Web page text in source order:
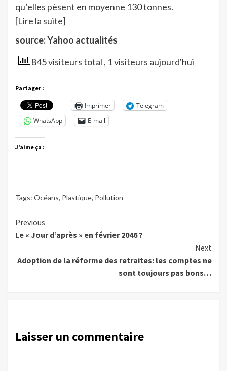
qu’elles pèsent en moyenne 130 tonnes.
[Lire la suite]
source: Yahoo actualités
845 visiteurs total , 1 visiteurs aujourd'hui
Partager :
Imprimer
Telegram
WhatsApp
E-mail
J’aime ça :
Tags: Océans, Plastique, Pollution
Continue
Reading
Previous
Le « Jour d’après » en février 2046 ?
Next
Adoption de la réforme des retraites: les comptes ne
sont toujours pas bons…
Laisser un commentaire